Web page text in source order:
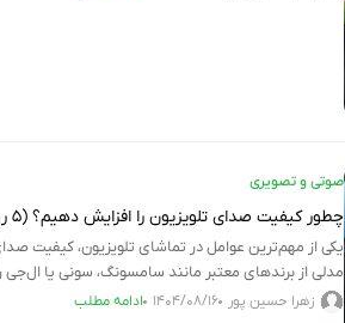
صوتی و تصویری
چطور کیفیت صدای تلویزیون را افزایش دهیم؟ (۵ روش برای تقویت صدای تلویزیون)
یکی از مهم‌ترین عوامل در تماشای تلویزیون، کیفیت
مدلی از برندهای معتبر مانند سامسونگ، سونی یا ال‌جی
زهرا حسین پور ۱۴۰۴/۰۸/۱۶ ادامه مطلب